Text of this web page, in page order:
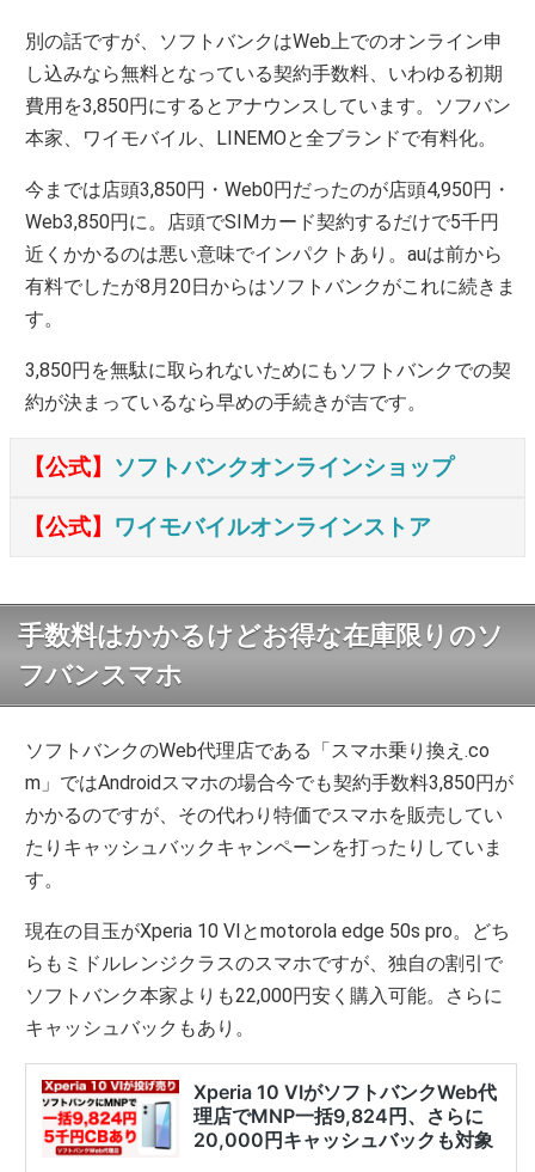
別の話ですが、ソフトバンクはWeb上でのオンライン申
し込みなら無料となっている契約手数料、いわゆる初期
費用を3,850円にするとアナウンスしています。ソフバン
本家、ワイモバイル、LINEMOと全ブランドで有料化。
今までは店頭3,850円・Web0円だったのが店頭4,950円・
Web3,850円に。店頭でSIMカード契約するだけで5千円
近くかかるのは悪い意味でインパクトあり。auは前から
有料でしたが8月20日からはソフトバンクがこれに続きま
す。
3,850円を無駄に取られないためにもソフトバンクでの契
約が決まっているなら早めの手続きが吉です。
【公式】 ソフトバンクオンラインショップ
【公式】 ワイモバイルオンラインストア
手数料はかかるけどお得な在庫限りのソ
フバンスマホ
ソフトバンクのWeb代理店である「スマホ乗り換え.co
m」ではAndroidスマホの場合今でも契約手数料3,850円が
かかるのですが、その代わり特価でスマホを販売してい
たりキャッシュバックキャンペーンを打ったりしていま
す。
現在の目玉がXperia 10 VIとmotorola edge 50s pro。どち
らもミドルレンジクラスのスマホですが、独自の割引で
ソフトバンク本家よりも22,000円安く購入可能。さらに
キャッシュバックもあり。